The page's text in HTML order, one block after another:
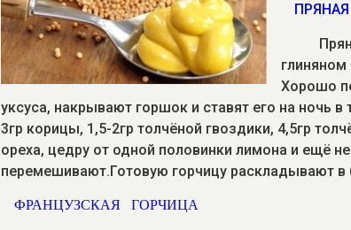
ПРЯНАЯ
глиняном
Хорошо
уксуса, накрывают горшок и ставят его на ночь
3гр корицы, 1,5-2гр толчёной гвоздики, 4,5гр
ореха, цедру от одной половинки лимона и ещё
перемешивают.Готовую горчицу раскладывают в
ФРАНЦУЗСКАЯ ГОРЧИЦА